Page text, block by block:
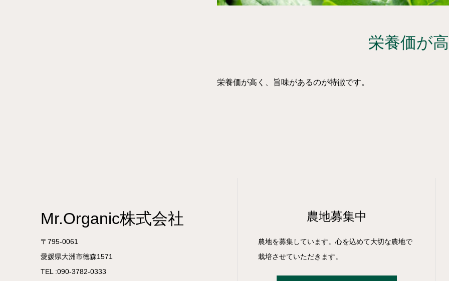
栄養価が
栄養価が高く、旨味があるのが特徴です。
Mr.Organic株式会社
〒795-0061
愛媛県大洲市徳森1571
TEL :090-3782-0333
農地募集中
農地を募集しています。心を込めて大切な農地で
栽培させていただきます。